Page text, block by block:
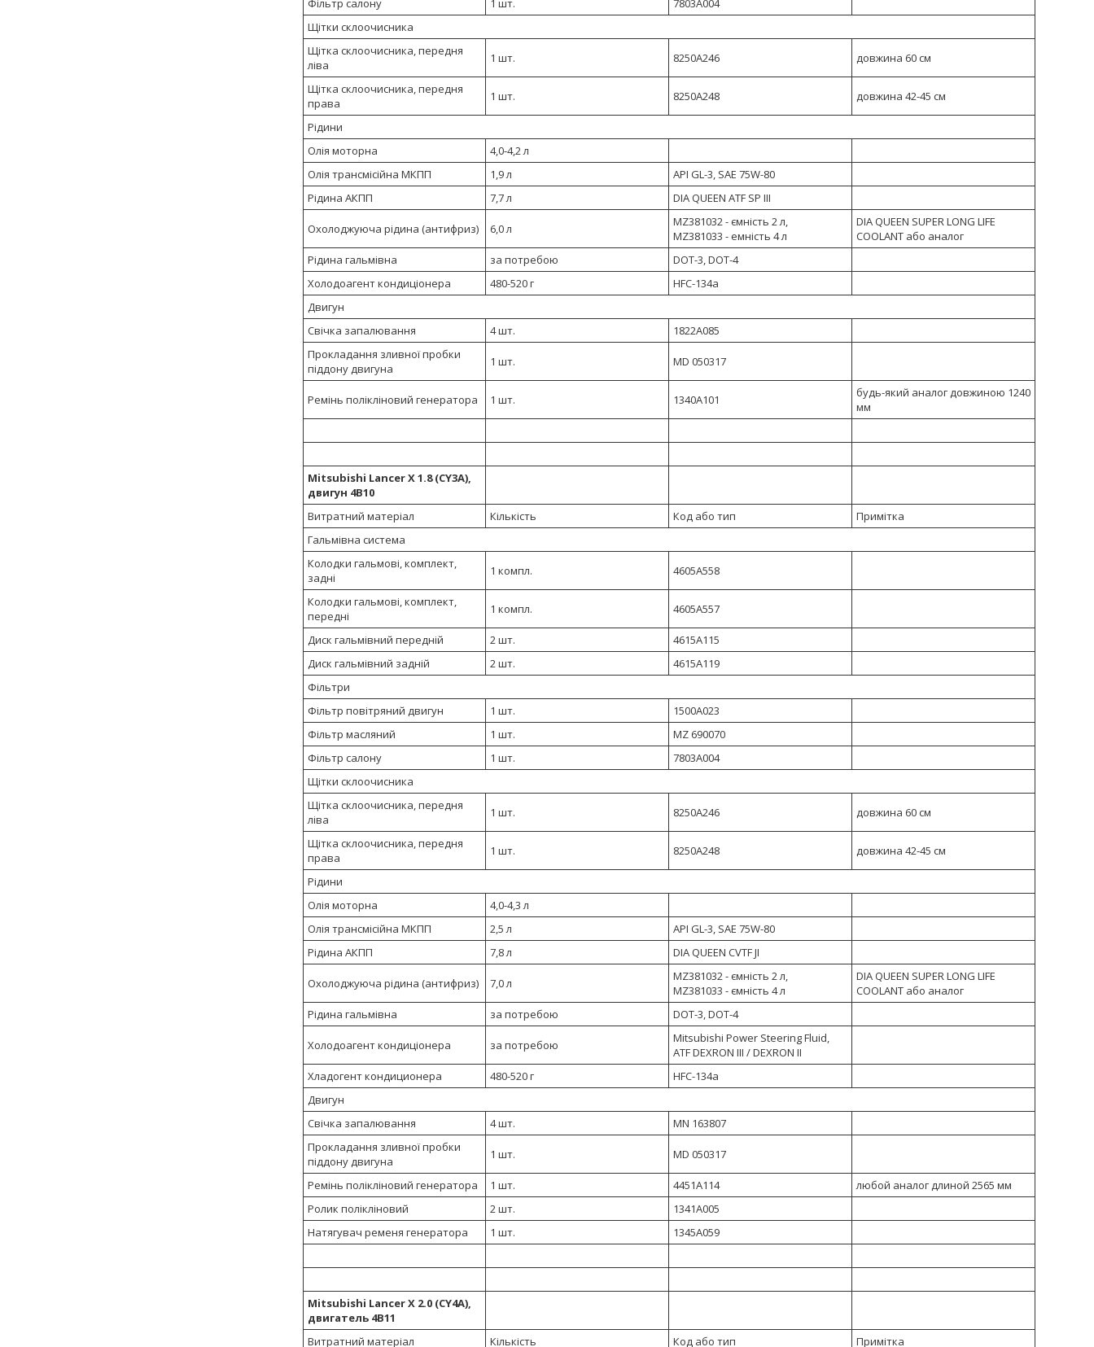
Фільтр салону
1 шт.
7803A004
Щітки склоочисника
Щітка склоочисника, передня
ліва
1 шт. 8250A246 довжина 60 см
Щітка склоочисника, передня
права
1 шт. 8250A248 довжина 42-45 см
Рідини
Олія моторна
4,0-4,2 л
Олія трансмісійна MКПП
1,9 л
API GL-3, SAE 75W-80
Рідина АКПП
7,7 л DIA QUEEN ATF SP III
Охолоджуюча рідина (антифриз) 6,0 л
MZ381032 - ємність 2 л,
MZ381033 - емність 4 л
DIA QUEEN SUPER LONG LIFE
COOLANT або аналог
Рідина гальмівна
за потребою
DOT-3, DOT-4
Холодоагент кондиціонера
480-520 г
HFC-134a
Двигун
Свічка запалювання
4 шт.
1822A085
Прокладання зливної пробки
піддону двигуна
1 шт. MD 050317
Ремінь полікліновий генератора 1 шт. 1340A101
будь-який аналог довжиною 1240
мм
Mitsubishi Lancer X 1.8 (CY3A),
двигун 4B10
Витратний матеріал
Кількість Код або тип
Примітка
Гальмівна система
Колодки гальмові, комплект,
задні
1 компл. 4605A558
Колодки гальмові, комплект,
передні
1 компл. 4605A557
Диск гальмівний передній 2 шт.
4615A115
Диск гальмівний задній
2 шт.
4615A119
Фільтри
Фільтр повітряний двигун
1 шт.
1500A023
Фільтр масляний
1 шт.
MZ 690070
Фільтр салону
1 шт.
7803A004
Щітки склоочисника
Щітка склоочисника, передня
ліва
1 шт. 8250A246 довжина 60 см
Щітка склоочисника, передня
права
1 шт. 8250A248 довжина 42-45 см
Рідини
Олія моторна
4,0-4,3 л
Олія трансмісійна MКПП
2,5 л
API GL-3, SAE 75W-80
Рідина АКПП
7,8 л DIA QUEEN CVTF JI
Охолоджуюча рідина (антифриз) 7,0 л
MZ381032 - ємність 2 л,
MZ381033 - ємність 4 л
DIA QUEEN SUPER LONG LIFE
COOLANT або аналог
Рідина гальмівна
за потребою DOT-3, DOT-4
Холодоагент кондиціонера за потребою
Mitsubishi Power Steering Fluid,
ATF DEXRON III / DEXRON II
Хладогент кондиционера
480-520 г
HFC-134a
Двигун
Свічка запалювання
4 шт.
MN 163807
Прокладання зливної пробки
піддону двигуна
1 шт. MD 050317
Ремінь полікліновий генератора 1 шт. 4451A114
любой аналог длиной 2565 мм
Ролик полікліновий
2 шт.
1341A005
Натягувач ременя генератора
1 шт. 1345A059
Mitsubishi Lancer X 2.0 (CY4A),
двигатель 4B11
Витратний матеріал
Кількість Код або тип Примітка